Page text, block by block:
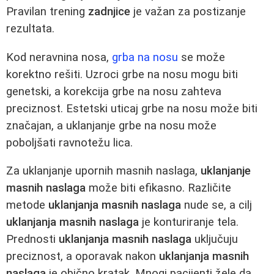
Pravilan trening zadnjice je važan za postizanje
rezultata.
Kod neravnina nosa, grba na nosu se može
korektno rešiti. Uzroci grbe na nosu mogu biti
genetski, a korekcija grbe na nosu zahteva
preciznost. Estetski uticaj grbe na nosu može biti
značajan, a uklanjanje grbe na nosu može
poboljšati ravnotežu lica.
Za uklanjanje upornih masnih naslaga, uklanjanje
masnih naslaga može biti efikasno. Različite
metode uklanjanja masnih naslaga nude se, a cilj
uklanjanja masnih naslaga je konturiranje tela.
Prednosti uklanjanja masnih naslaga uključuju
preciznost, a oporavak nakon uklanjanja masnih